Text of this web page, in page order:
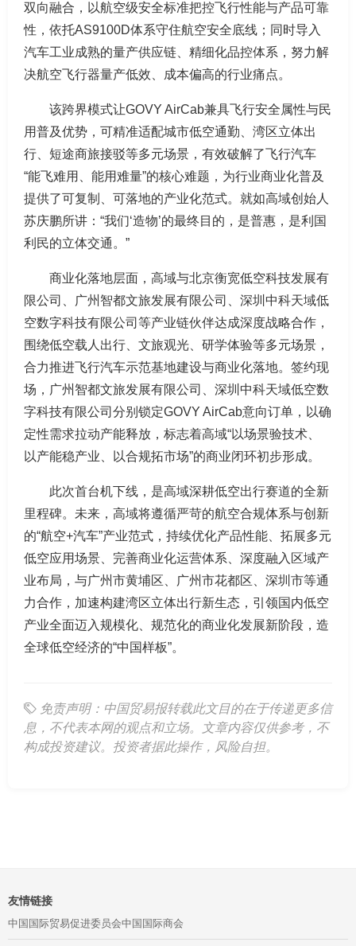
双向融合，以航空级安全标准把控飞行性能与产品可靠
性，依托AS9100D体系守住航空安全底线；同时导入
汽车工业成熟的量产供应链、精细化品控体系，努力解
决航空飞行器量产低效、成本偏高的行业痛点。
该跨界模式让GOVY AirCab兼具飞行安全属性与民
用普及优势，可精准适配城市低空通勤、湾区立体出
行、短途商旅接驳等多元场景，有效破解了飞行汽车
“能飞难用、能用难量”的核心难题，为行业商业化普及
提供了可复制、可落地的产业化范式。就如高域创始人
苏庆鹏所讲：“我们‘造物’的最终目的，是普惠，是利国
利民的立体交通。”
商业化落地层面，高域与北京衡宽低空科技发展有
限公司、广州智都文旅发展有限公司、深圳中科天域低
空数字科技有限公司等产业链伙伴达成深度战略合作，
围绕低空载人出行、文旅观光、研学体验等多元场景，
合力推进飞行汽车示范基地建设与商业化落地。签约现
场，广州智都文旅发展有限公司、深圳中科天域低空数
字科技有限公司分别锁定GOVY AirCab意向订单，以确
定性需求拉动产能释放，标志着高域“以场景验技术、
以产能稳产业、以合规拓市场”的商业闭环初步形成。
此次首台机下线，是高域深耕低空出行赛道的全新
里程碑。未来，高域将遵循严苛的航空合规体系与创新
的“航空+汽车”产业范式，持续优化产品性能、拓展多元
低空应用场景、完善商业化运营体系、深度融入区域产
业布局，与广州市黄埔区、广州市花都区、深圳市等通
力合作，加速构建湾区立体出行新生态，引领国内低空
产业全面迈入规模化、规范化的商业化发展新阶段，造
全球低空经济的“中国样板”。
免责声明：中国贸易报转载此文目的在于传递更多信
息，不代表本网的观点和立场。文章内容仅供参考，不
构成投资建议。投资者据此操作，风险自担。
友情链接
中国国际贸易促进委员会中国国际商会